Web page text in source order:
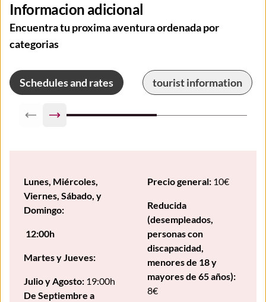
Informacion adicional
Encuentra tu proxima aventura ordenada por
categorias
Schedules and rates tourist information
Previous slide
Next slide
Lunes, Miércoles,
Viernes, Sábado, y
Domingo:
12:00h
Martes y Jueves:
Julio y Agosto: 19:00h
De Septiembre a
Precio general: 10€
Reducida
(desempleados,
personas con
discapacidad,
menores de 18 y
mayores de 65 años):
8€